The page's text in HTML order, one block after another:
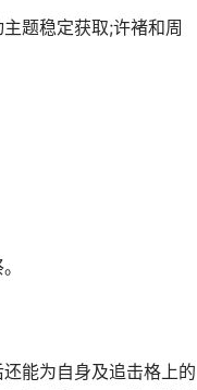
题稳定获取;许褚和周
能为自身及追击格上的